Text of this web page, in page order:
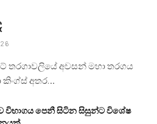
තරගාවලියේ අවසන් මහා තරගය
කිංග්ස් අතර…
විභාගය පෙනී සිටින සිසුන්ට විශේෂ